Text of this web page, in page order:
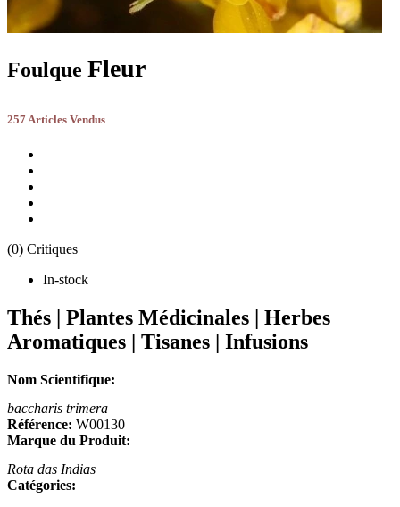
Foulque Fleur
257 Articles Vendus
(0) Critiques
In-stock
Thés | Plantes Médicinales | Herbes
Aromatiques | Tisanes | Infusions
Nom Scientifique:
baccharis trimera
Référence: W00130
Marque du Produit:
Rota das Indias
Catégories: